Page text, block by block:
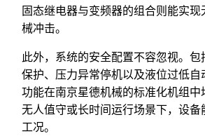
固态继电器与变频器的组合则能实
械冲击。
此外，系统的安全配置不容忽视。
保护、压力异常停机以及液位过低
功能在南京星德机械的标准化机组
无人值守或长时间运行场景下，设
工况。